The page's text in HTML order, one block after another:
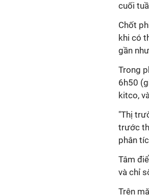
cuối
Chốt
khi có
gần
Trong
6h50
kitco,
"Thị
trước
phân
Tâm
và chỉ
Trên